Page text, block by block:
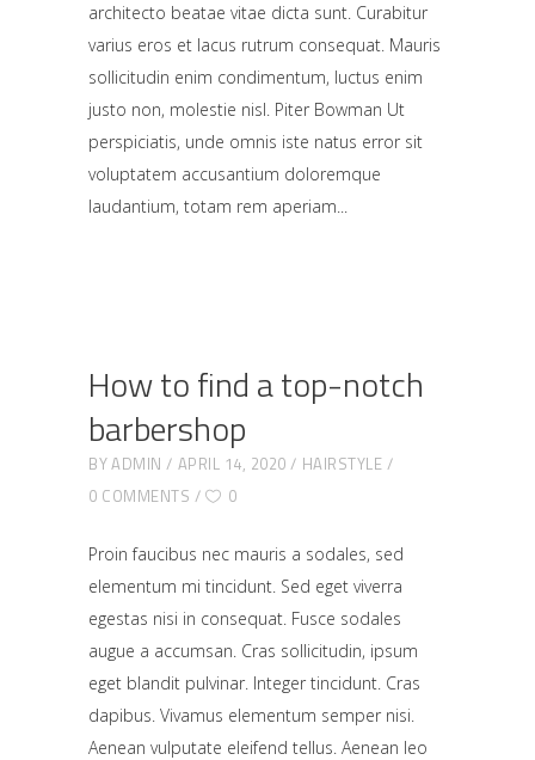
architecto beatae vitae dicta sunt. Curabitur
varius eros et lacus rutrum consequat. Mauris
sollicitudin enim condimentum, luctus enim
justo non, molestie nisl. Piter Bowman Ut
perspiciatis, unde omnis iste natus error sit
voluptatem accusantium doloremque
laudantium, totam rem aperiam
How to find a top-notch
barbershop
BYADMIN APRIL 14, 2020
HAIRSTYLE
0 COMMENTS
0
Proin faucibus nec mauris a sodales, sed
elementum mi tincidunt. Sed eget viverra
egestas nisi in consequat. Fusce sodales
augue a accumsan. Cras sollicitudin, ipsum
eget blandit pulvinar. Integer tincidunt. Cras
dapibus. Vivamus elementum semper nisi.
Aenean vulputate eleifend tellus. Aenean leo